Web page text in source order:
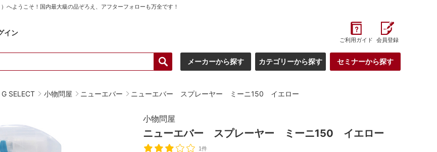
へようこそ！国内最大級の品ぞろえ、アフターフォローも万全です！
ご利用ガイド 会員登録
メーカーから探す カテゴリーから探す セミナーから探す
イン
SELECT 小物問屋 ニューエバー ニューエバー スプレーヤー ミーニ150 イエロー
小物問屋
ニューエバー スプレーヤー ミーニ150 イエロー
1件